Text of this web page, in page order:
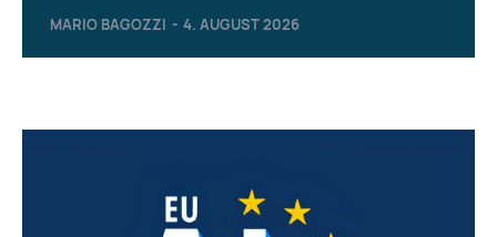
MARIO BAGOZZI - 4. AUGUST 2026